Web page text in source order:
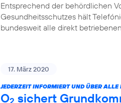
Entsprechend der behördlichen
Gesundheitsschutzes hält
bundesweit alle direkt
17. März 2020
JEDERZEIT INFORMIERT UND ÜBER
O2 sichert